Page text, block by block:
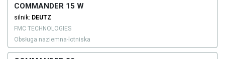
COMMANDER 15 W
silnik: DEUTZ
FMC TECHNOLOGIES
Obsługa naziemna-lotniska